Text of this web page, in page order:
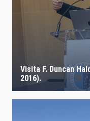
FECHA DE
Visita F. Duncan
2016).